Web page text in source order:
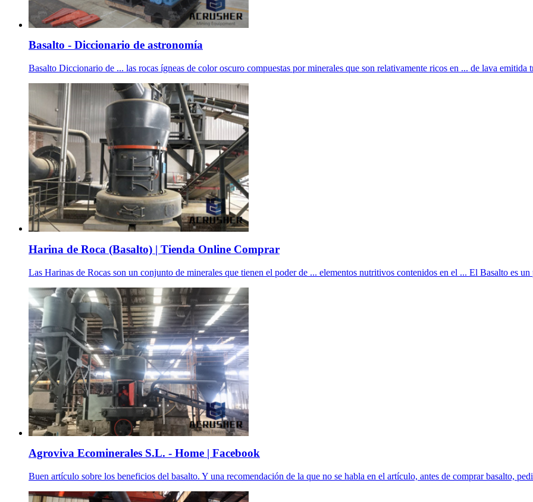
Basalto - Diccionario de astronomía
Basalto Diccionario de ... las rocas ígneas de color oscuro compuestas por minerales que son relativamente ricos en ... de lava emitida
Harina de Roca (Basalto) | Tienda Online Comprar
Las Harinas de Rocas son un conjunto de minerales que tienen el poder de ... elementos nutritivos contenidos en el ... El Basalto es un
Agroviva Ecominerales S.L. - Home | Facebook
Buen artículo sobre los beneficios del basalto. Y una recomendación de la que no se habla en el artículo, antes de comprar basalto,